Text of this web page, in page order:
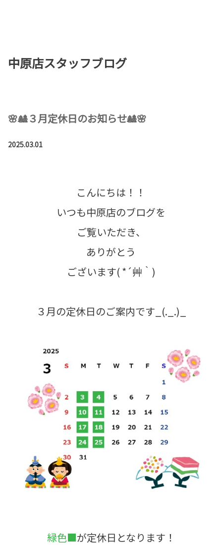
中古車を探す
新車購入ガイド
企業情報
法人のお客様
各種予約
事故・故障受付センター
[受付]24時間,365日対応
0800-080-5365
中原店スタッフブログ
🌸🎎３月定休日のお知らせ🎎🌸
2025.03.01
こんにちは！！
いつも中原店のブログを
ご覧いただき、
ありがとう
ございます( *´艸｀)
３月の定休日のご案内です_(._.)_
緑色■が定休日となります！